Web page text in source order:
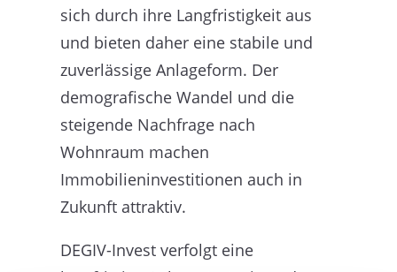
sich durch ihre Langfristigkeit aus
und bieten daher eine stabile und
zuverlässige Anlageform. Der
demografische Wandel und die
steigende Nachfrage nach
Wohnraum machen
Immobilieninvestitionen auch in
Zukunft attraktiv.
DEGIV-Invest verfolgt eine